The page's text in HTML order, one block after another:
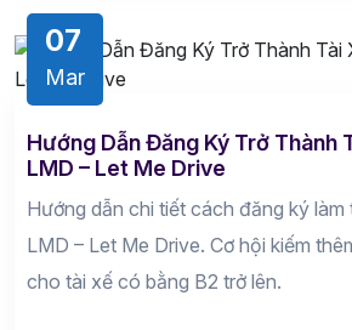
07
Mar
Hướng Dẫn Đăng Ký Trở Thành
LMD – Let Me Drive
Hướng dẫn chi tiết cách đăng ký làm
LMD – Let Me Drive. Cơ hội kiếm
cho tài xế có bằng B2 trở lên.